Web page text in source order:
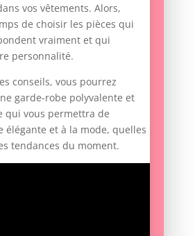
vos vêtements. Alors,
de choisir les pièces qui
vraiment et qui
personnalité.
conseils, vous pourrez
garde-robe polyvalente et
qui vous permettra de
élégante et à la mode, quelles
tendances du moment.